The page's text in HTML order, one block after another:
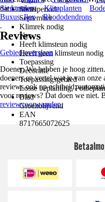
Snoeiperiode
September
Klimrek nodig
Nee
Heeft klimsteun nodig
Heeft geen klimsteun nodig
Toepassing
Decoratie
Toepassingsgebied
Losse beplanting,
Blad
Groenblijvend
EAN
8717665072625
dat kunnen.
.
Sierstruiken
Klimplanten
Buxus, Ilex
Rhododendrons
Reviews
Gebied overslaan
Doener. We hebben je hoog
doeners en vertel wat je van
reviews ook op echtheid;
voor reviews? Dat doen we niet.
reviewvoorwaarden.